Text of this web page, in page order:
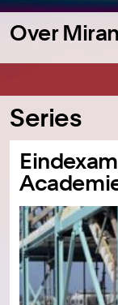
Over
Series